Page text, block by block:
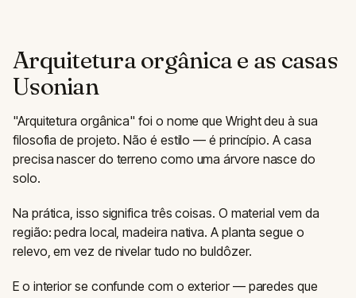
Arquitetura orgânica e as casas
Usonian
"Arquitetura orgânica" foi o nome que Wright deu à sua
filosofia de projeto. Não é estilo — é princípio. A casa
precisa nascer do terreno como uma árvore nasce do
solo.
Na prática, isso significa três coisas. O material vem da
região: pedra local, madeira nativa. A planta segue o
relevo, em vez de nivelar tudo no buldôzer.
E o interior se confunde com o exterior — paredes que